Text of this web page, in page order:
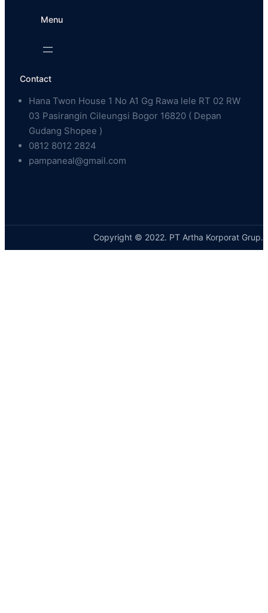
Menu
Contact
Hana Twon House 1 No A1 Gg Rawa lele RT 02 RW
03 Pasirangin Cileungsi Bogor 16820 ( Depan
Gudang Shopee )
0812 8012 2824
pampaneal@gmail.com
Copyright © 2022. PT Artha Korporat Grup.